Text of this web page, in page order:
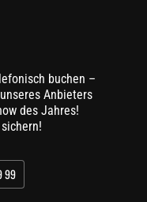
buchen –
Anbieters
des Jahres!
99